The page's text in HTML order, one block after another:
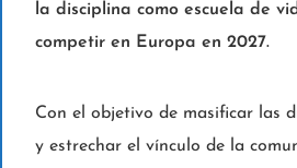
la disciplina como escuela de
competir en Europa en 2027.
Con el objetivo de masificar las
y estrechar el vínculo de la